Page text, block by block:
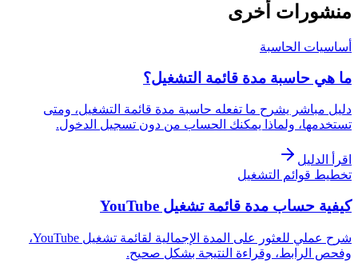
منشورات أخرى
أساسيات الحاسبة
ما هي حاسبة مدة قائمة التشغيل؟
دليل مباشر يشرح ما تفعله حاسبة مدة قائمة التشغيل، ومتى
تستخدمها، ولماذا يمكنك الحساب من دون تسجيل الدخول.
اقرأ الدليل
تخطيط قوائم التشغيل
كيفية حساب مدة قائمة تشغيل YouTube
شرح عملي للعثور على المدة الإجمالية لقائمة تشغيل YouTube،
وفحص الرابط، وقراءة النتيجة بشكل صحيح.